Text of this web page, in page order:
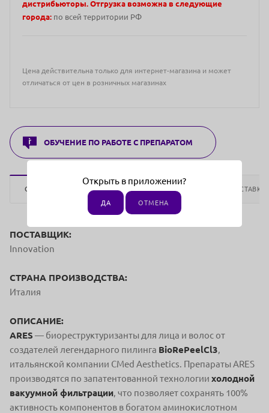
дистрибьюторы. Отгрузка возможна в следующие
города: по всей территории РФ
Цена действительна только для интернет-магазина и может
отличаться от цен в розничных магазинах
ОБУЧЕНИЕ ПО РАБОТЕ С ПРЕПАРАТОМ
ОПИСАНИЕ ОТЗЫВЫ ДОСТАВКА
ПОСТАВЩИК:
Innovation
СТРАНА ПРОИЗВОДСТВА:
Италия
ОПИСАНИЕ:
ARES — биореструктуризанты для лица и волос от
создателей легендарного пилинга BioRePeelCl3,
итальянской компании CMed Aesthetics. Препараты ARES
производятся по запатентованной технологии холодной
вакуумной фильтрации, что позволяет сохранять 100%
активность компонентов в богатом аминокислотном
Открыть в приложении?
ДА ОТМЕНА